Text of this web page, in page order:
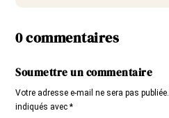
0 commentaires
Soumettre un commentaire
Votre adresse e-mail ne sera pas publiée.
indiqués avec*